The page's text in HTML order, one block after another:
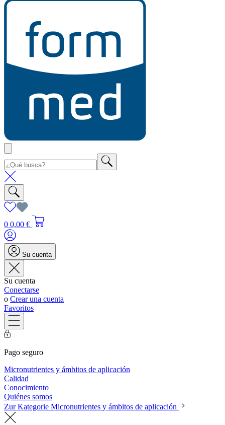
0 0,00 €
Su cuenta
Su cuenta
Conectarse
o Crear una cuenta
Favoritos
Pago seguro
Micronutrientes y ámbitos de aplicación
Calidad
Conocimiento
Quiénes somos
Zur Kategorie Micronutrientes y ámbitos de aplicación